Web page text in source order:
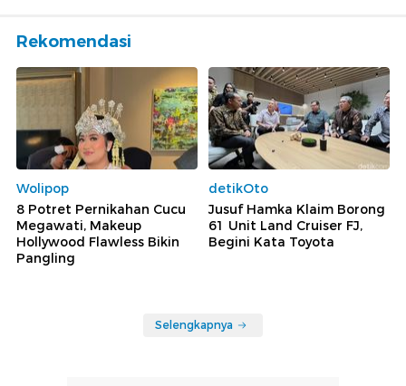
Rekomendasi
Wolipop
8 Potret Pernikahan Cucu
Megawati, Makeup
Hollywood Flawless Bikin
Pangling
detikOto
Jusuf Hamka Klaim Borong
61 Unit Land Cruiser FJ,
Begini Kata Toyota
Selengkapnya